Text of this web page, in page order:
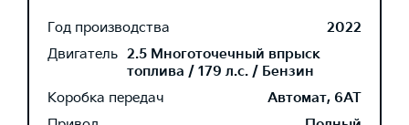
Год производства
2022
Двигатель 2.5 Многоточечный впрыск
топлива / 179 л.с. / Бензин
Коробка передач
Автомат, 6AT